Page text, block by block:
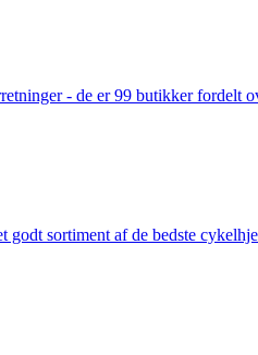
- de er 99 butikker fordelt
sortiment af de bedste